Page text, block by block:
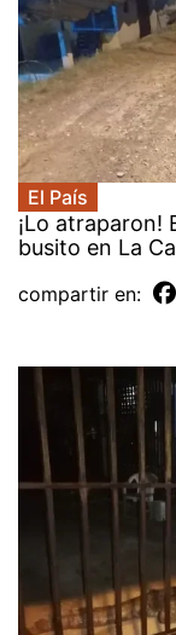
El País
¡Lo atraparon!
busito en La
compartir en: